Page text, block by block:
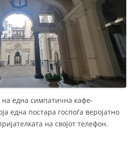
една симпатична кафе-
една постара госпоѓа веројатно
на својот телефон.